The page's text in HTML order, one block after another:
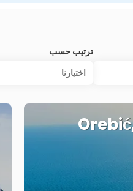
ترتيب حسب
اختيارنا